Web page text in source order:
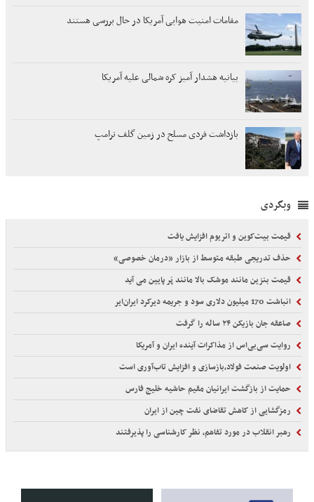
مقامات امنیت هوایی آمریکا در حال بررسی هستند
بیانیه هشدار آمیز کره شمالی علیه آمریکا
بازداشت فردی مسلح در زمین گلف ترامپ
وبگردی
قیمت بیت‌کوین و اتریوم افزایش یافت
حذف تدریجی طبقه متوسط از بازار «درمان خصوصی»
قیمت بنزین مانند موشک بالا مانند پَر پایین می آید
انباشت 170 میلیون دلاری سود و جریمه دیرکرد ایران‌ایر
صاعقه جان بازیکن ۲۴ ساله را گرفت
روایت سی‌بی‌اس از مذاکرات آینده ایران و آمریکا
اولویت صنعت فولاد،بازسازی و افزایش تاب‌آوری است
حمایت از بازگشت ایرانیان مقیم حاشیه خلیج فارس
رمزگشایی از کاهش تقاضای نفت چین از ایران
رهبر انقلاب در مورد تفاهم، نظر کارشناسی را پذیرفتند